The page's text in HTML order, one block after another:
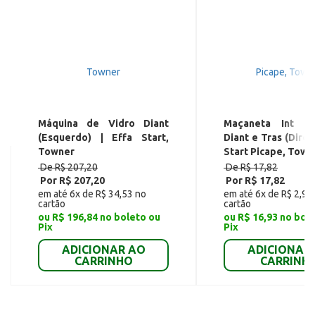
Máquina de Vidro Diant
(Esquerdo) | Effa Start,
Towner
De R$ 207,20
Por R$ 207,20
em até 6x de R$ 34,53 no
cartão
ou R$ 196,84 no boleto ou
Pix
ADICIONAR AO
CARRINHO
Maçaneta Int
Diant e Tras
Start Picape,
De R$ 17,82
Por R$ 17,82
em até 6x de R$
cartão
ou R$ 16,93 no
Pix
ADICIONAR